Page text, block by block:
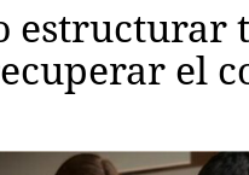
estructurar
el